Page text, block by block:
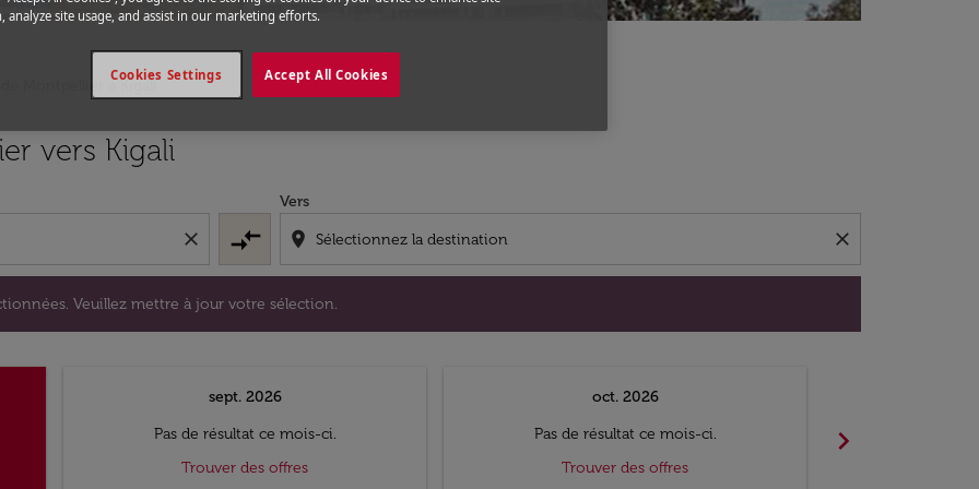
de Montpellier a Kigali
vers Kigali
close compare_arrows
Vers
location_on close
Veuillez mettre à jour votre sélection.
Veuillez mettre à jour votre sélection.
sept. 2026
Pas de résultat ce mois-ci.
Trouver des offres
oct. 2026
Pas de résultat ce mois-ci.
Trouver des offres
chevron_right
analyze site usage, and assist in our marketing efforts.
Accept All Cookies
Cookies Settings